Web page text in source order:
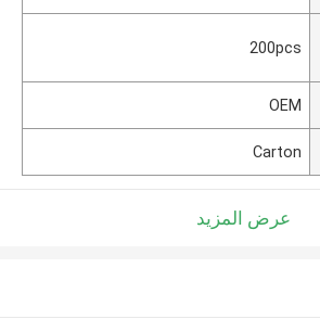
200pcs
OEM
Carton
عرض المزيد